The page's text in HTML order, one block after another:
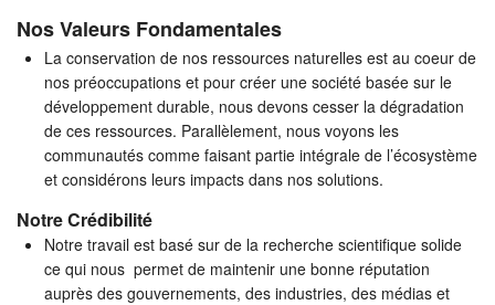
Nos Valeurs Fondamentales
La conservation de nos ressources naturelles est au coeur de
nos préoccupations et pour créer une société basée sur le
développement durable, nous devons cesser la dégradation
de ces ressources. Parallèlement, nous voyons les
communautés comme faisant partie intégrale de l’écosystème
et considérons leurs impacts dans nos solutions.
Notre Crédibilité
Notre travail est basé sur de la recherche scientifique solide
ce qui nous permet de maintenir une bonne réputation
auprès des gouvernements, des industries, des médias et